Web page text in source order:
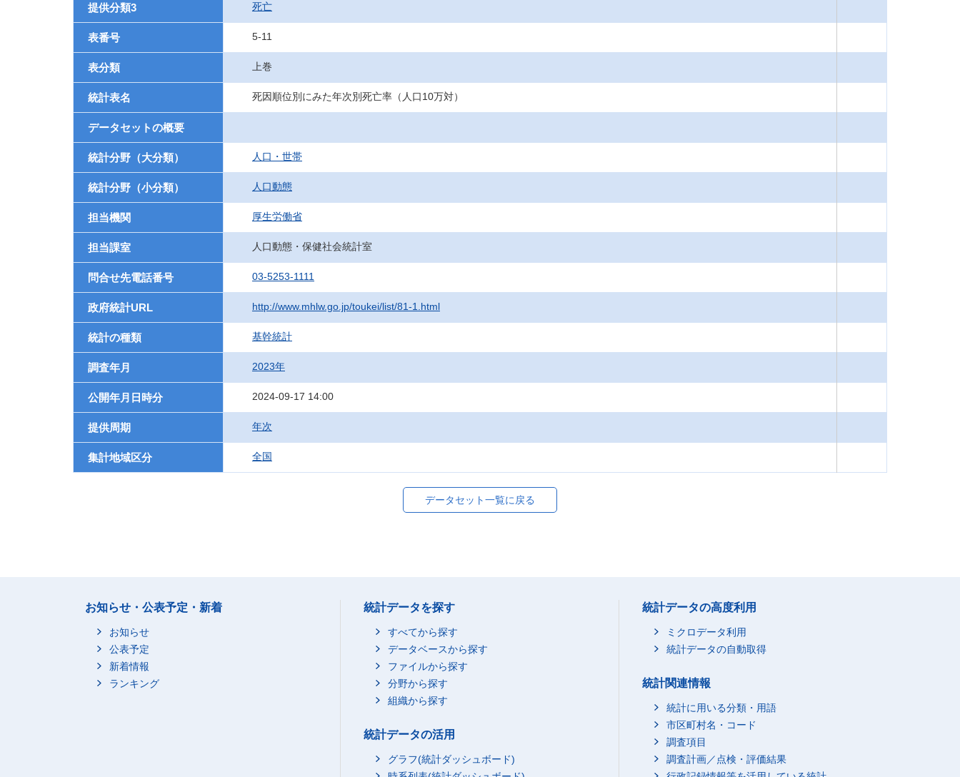
提供分類3 死亡
表番号 5-11
表分類 上巻
統計表名 死因順位別にみた年次別死亡率（人口10万対）
データセットの概要
統計分野（大分類） 人口・世帯
統計分野（小分類） 人口動態
担当機関 厚生労働省
担当課室 人口動態・保健社会統計室
問合せ先電話番号 03-5253-1111
政府統計URL http://www.mhlw.go.jp/toukei/list/81-1.html
統計の種類 基幹統計
調査年月 2023年
公開年月日時分 2024-09-17 14:00
提供周期 年次
集計地域区分 全国
データセット一覧に戻る
お知らせ・公表予定・新着
お知らせ
公表予定
新着情報
ランキング
統計データを探す
すべてから探す
データベースから探す
ファイルから探す
分野から探す
組織から探す
統計データの活用
グラフ(統計ダッシュボード)
統計データの高度利用
ミクロデータ利用
統計データの自動取得
統計関連情報
統計に用いる分類・用語
市区町村名・コード
調査項目
調査計画／点検・評価結果